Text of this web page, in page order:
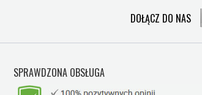
DOŁĄCZ DO NAS
SPRAWDZONA OBSŁUGA